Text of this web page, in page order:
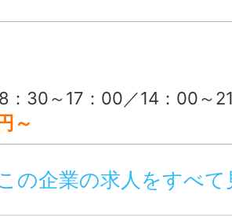
：30～17：00／14：00～
～
の企業の求人をすべて